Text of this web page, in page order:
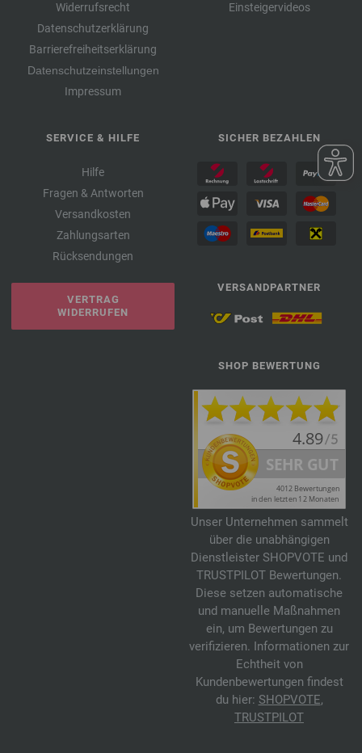
Widerrufsrecht
Datenschutzerklärung
Barrierefreiheitserklärung
Datenschutzeinstellungen
Impressum
Einsteigervideos
SERVICE & HILFE
Hilfe
Fragen & Antworten
Versandkosten
Zahlungsarten
Rücksendungen
VERTRAG
WIDERRUFEN
SICHER BEZAHLEN
VERSANDPARTNER
SHOP BEWERTUNG
Unser Unternehmen sammelt
über die unabhängigen
Dienstleister SHOPVOTE und
TRUSTPILOT Bewertungen.
Diese setzen automatische
und manuelle Maßnahmen
ein, um Bewertungen zu
verifizieren. Informationen zur
Echtheit von
Kundenbewertungen findest
du hier: SHOPVOTE,
TRUSTPILOT